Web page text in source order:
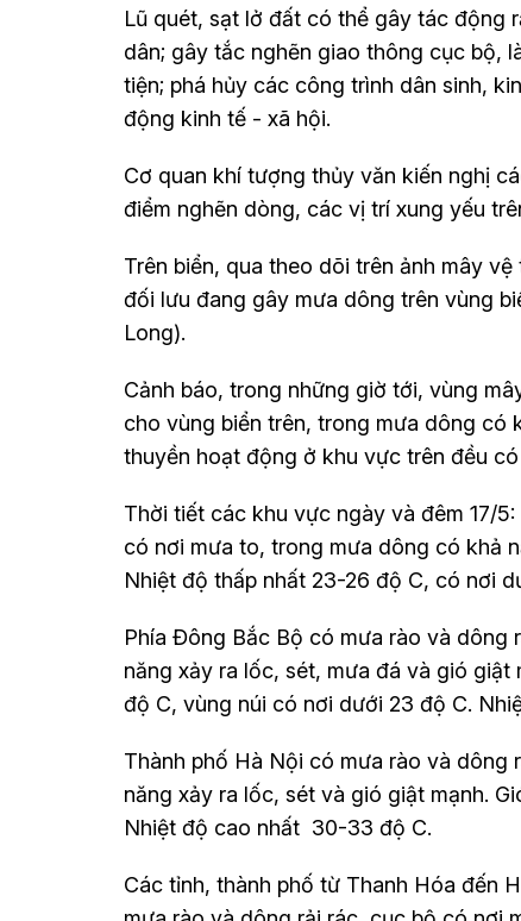
Lũ quét, sạt lở đất có thể gây tác động
dân; gây tắc nghẽn giao thông cục bộ,
tiện; phá hủy các công trình dân sinh,
động kinh tế - xã hội.
Cơ quan khí tượng thủy văn kiến nghị
điểm nghẽn dòng, các vị trí xung yếu
Trên biển, qua theo dõi trên ảnh mây
đối lưu đang gây mưa dông trên vùng
Long).
Cảnh báo, trong những giờ tới, vùng
cho vùng biển trên, trong mưa dông có
thuyền hoạt động ở khu vực trên đều
Thời tiết các khu vực ngày và đêm 17/
có nơi mưa to, trong mưa dông có khả
Nhiệt độ thấp nhất 23-26 độ C, có nơi
Phía Đông Bắc Bộ có mưa rào và
năng xảy ra lốc, sét, mưa đá và gió
độ C, vùng núi có nơi dưới 23 độ C.
Thành phố Hà Nội có mưa rào và
năng xảy ra lốc, sét và gió giật mạnh.
Nhiệt độ cao nhất 30-33 độ C.
Các tỉnh, thành phố từ Thanh Hóa đến